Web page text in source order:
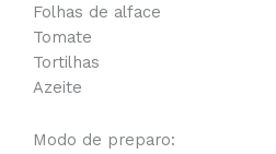
Folhas de alface
Tomate
Tortilhas
Azeite
Modo de preparo: